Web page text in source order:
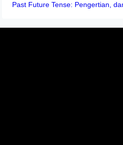
Past Future Tense: Pengertian,